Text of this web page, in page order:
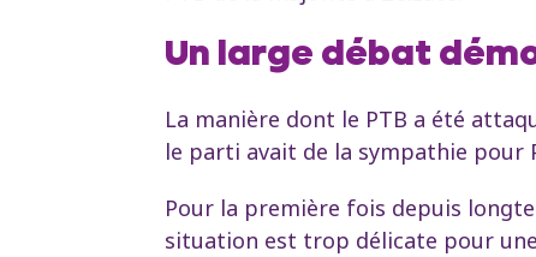
Un large débat
La manière dont le PTB a été
le parti avait de la sympathie pour
Pour la première fois depuis
situation est trop délicate pour